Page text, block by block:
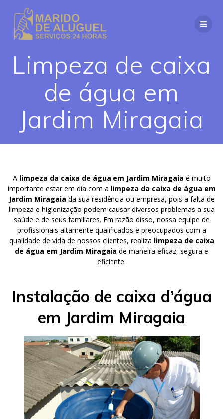
Limpeza de caixa
de água em
Jardim Miragaia
A limpeza da caixa de água em Jardim Miragaia é muito
importante estar em dia com a limpeza da caixa de água em
Jardim Miragaia da sua residência ou empresa, pois a falta de
limpeza e higienização podem causar diversos problemas a sua
saúde e de seus familiares. Em razão disso, nossa equipe de
profissionais altamente qualificados e preocupados com a
qualidade de vida de nossos clientes, realiza limpeza de caixa
de água em Jardim Miragaia de maneira eficaz, segura e
eficiente.
Instalação de caixa d’água
em Jardim Miragaia